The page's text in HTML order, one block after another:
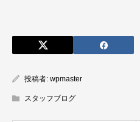
投稿者: wpmaster
スタッフブログ